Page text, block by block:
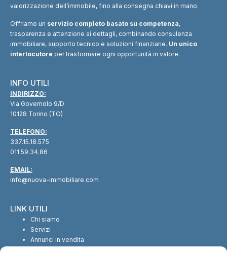
valorizzazione dell’immobile, fino alla consegna chiavi in mano.
Offriamo un servizio completo basato su competenza,
trasparenza e attenzione ai dettagli, combinando consulenza
immobiliare, supporto tecnico e soluzioni finanziarie. Un unico
interlocutore per trasformare ogni opportunità in valore.
INFO UTILI
INDIRIZZO:
Via Governolo 9/D
10128 Torino (TO)
TELEFONO:
337.15.18.575
011.59.34.86
EMAIL:
info@nuova-immobiliare.com
LINK UTILI
Chi siamo
Servizi
Annunci in vendita